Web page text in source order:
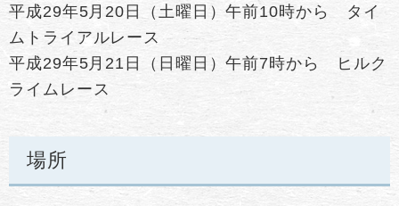
平成29年5月20日（土曜日）午前10時から タイ
ムトライアルレース
平成29年5月21日（日曜日）午前7時から ヒルク
ライムレース
場所